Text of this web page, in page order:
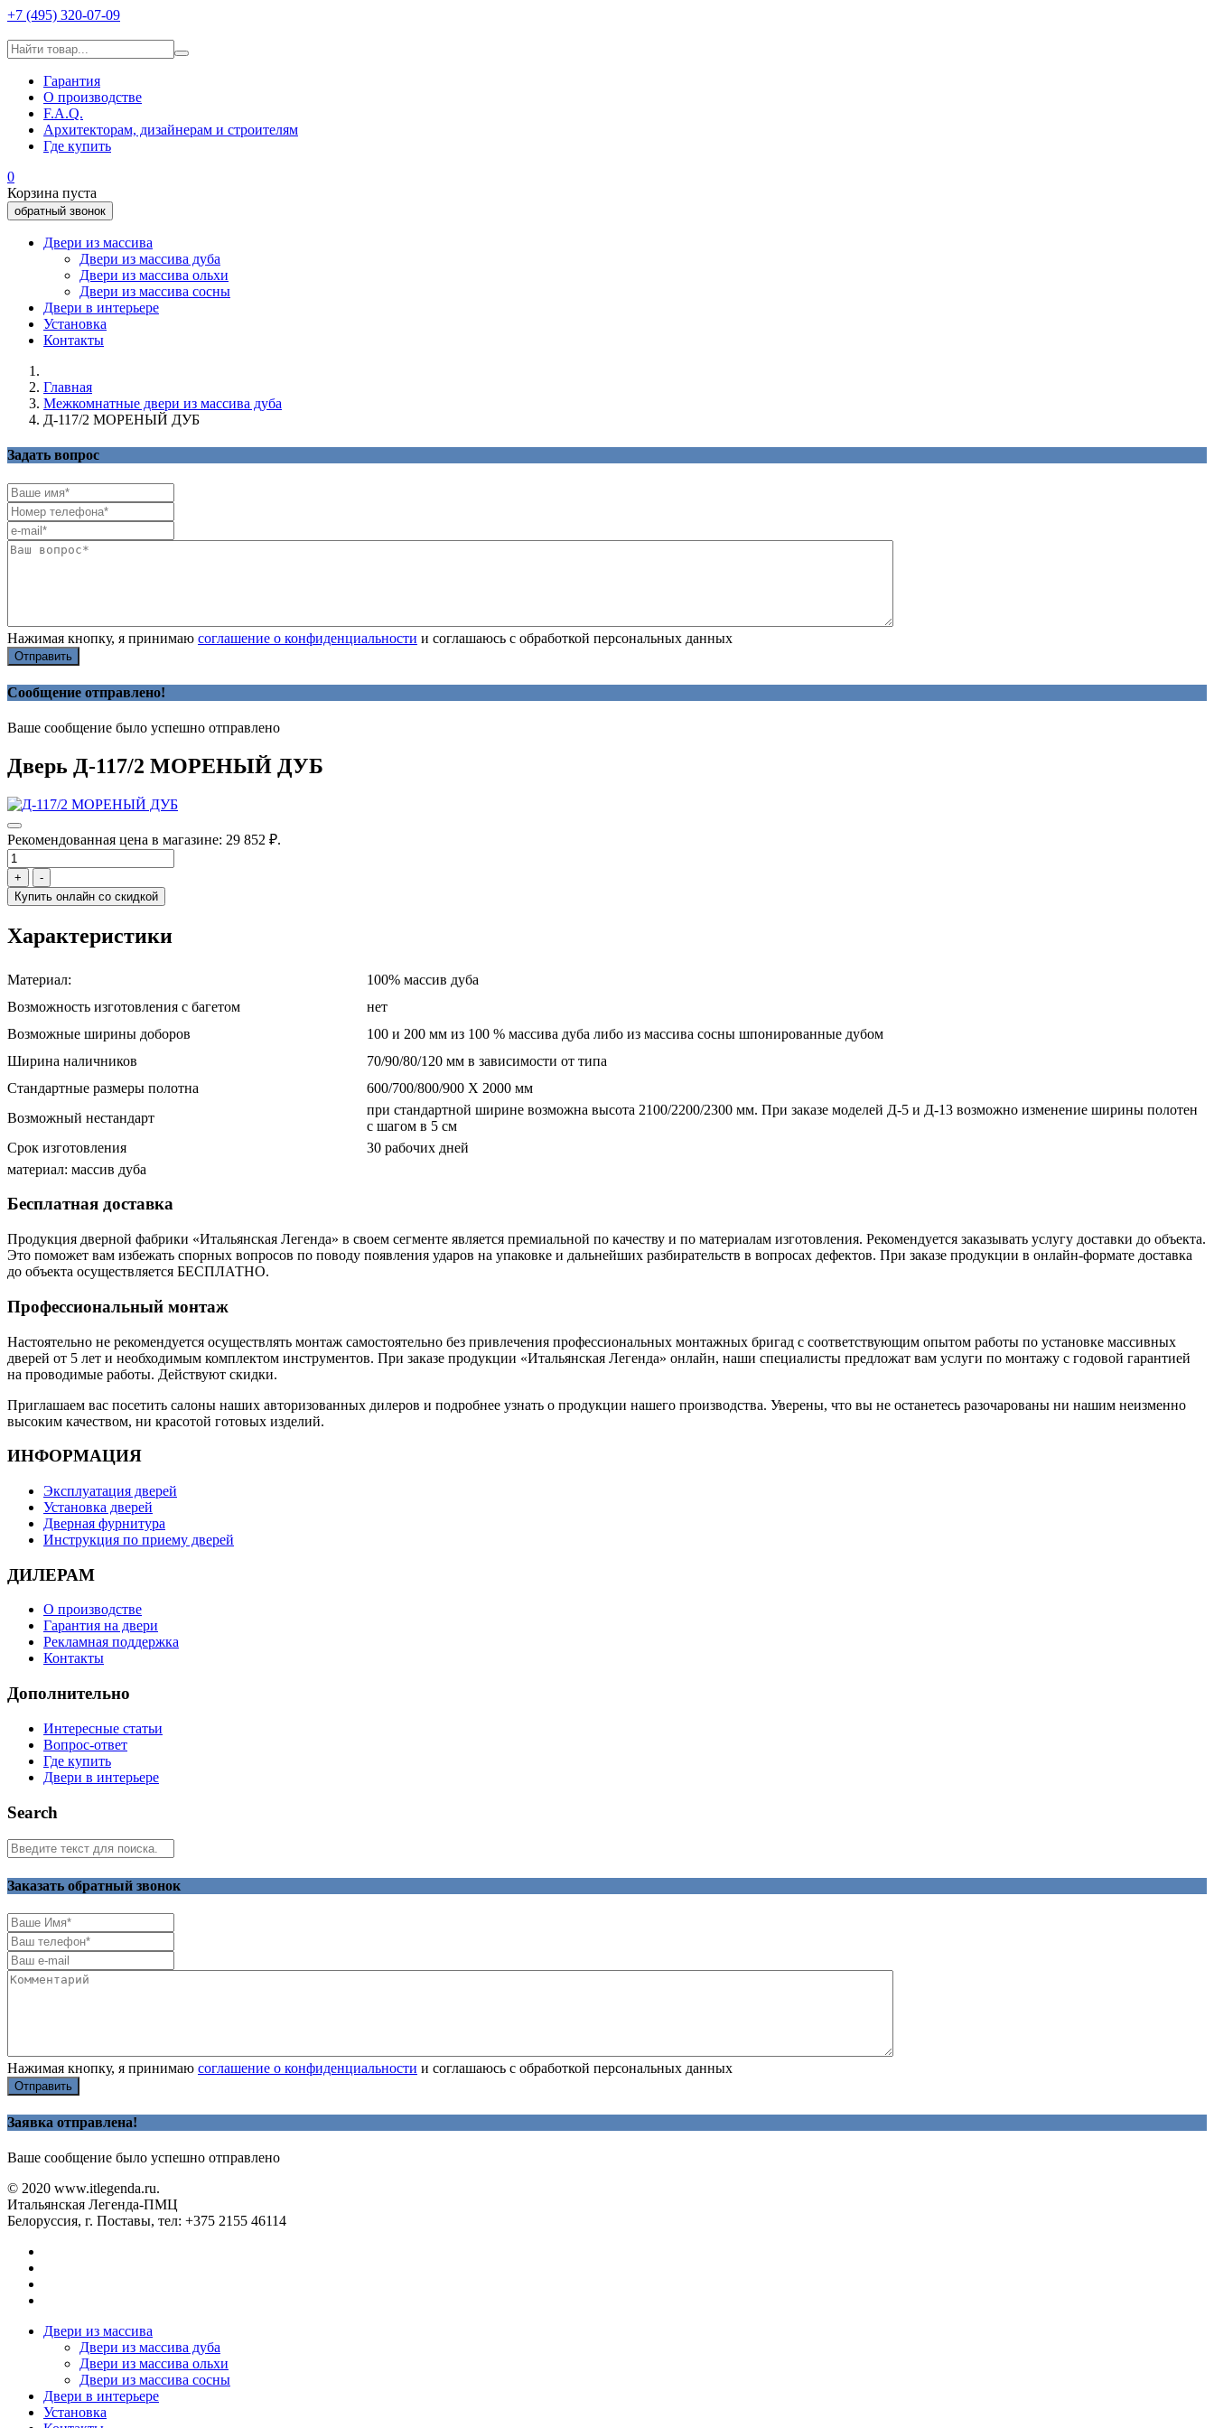
+7 (495) 320-07-09
Гарантия
О производстве
F.A.Q.
Архитекторам, дизайнерам и строителям
Где купить
0
Корзина пуста
обратный звонок
Двери из массива
Двери из массива дуба
Двери из массива ольхи
Двери из массива сосны
Двери в интерьере
Установка
Контакты
Главная
Межкомнатные двери из массива дуба
Д-117/2 МОРЕНЫЙ ДУБ
Задать вопрос
Нажимая кнопку, я принимаю соглашение о конфиденциальности и соглашаюсь с обработкой персональных данных
Отправить
Сообщение отправлено!
Ваше сообщение было успешно отправлено
Дверь Д-117/2 МОРЕНЫЙ ДУБ
Рекомендованная цена в магазине: 29 852 ₽.
+
-
Купить онлайн со скидкой
Характеристики
Материал:
100% массив дуба
Возможность изготовления с багетом
нет
Возможные ширины доборов
100 и 200 мм из 100 % массива дуба либо из массива сосны шпонированные дубом
Ширина наличников
70/90/80/120 мм в зависимости от типа
Стандартные размеры полотна
600/700/800/900 Х 2000 мм
Возможный нестандарт
при стандартной ширине возможна высота 2100/2200/2300 мм. При заказе моделей Д-5 и Д-13 возможно изменение ширины полотен
с шагом в 5 см
Срок изготовления
30 рабочих дней
материал: массив дуба
Бесплатная доставка
Продукция дверной фабрики «Итальянская Легенда» в своем сегменте является премиальной по качеству и по материалам изготовления. Рекомендуется заказывать услугу доставки до объекта.
Это поможет вам избежать спорных вопросов по поводу появления ударов на упаковке и дальнейших разбирательств в вопросах дефектов. При заказе продукции в онлайн-формате доставка
до объекта осуществляется БЕСПЛАТНО.
Профессиональный монтаж
Настоятельно не рекомендуется осуществлять монтаж самостоятельно без привлечения профессиональных монтажных бригад с соответствующим опытом работы по установке массивных
дверей от 5 лет и необходимым комплектом инструментов. При заказе продукции «Итальянская Легенда» онлайн, наши специалисты предложат вам услуги по монтажу с годовой гарантией
на проводимые работы. Действуют скидки.
Приглашаем вас посетить салоны наших авторизованных дилеров и подробнее узнать о продукции нашего производства. Уверены, что вы не останетесь разочарованы ни нашим неизменно
высоким качеством, ни красотой готовых изделий.
ИНФОРМАЦИЯ
Эксплуатация дверей
Установка дверей
Дверная фурнитура
Инструкция по приему дверей
ДИЛЕРАМ
О производстве
Гарантия на двери
Рекламная поддержка
Контакты
Дополнительно
Интересные статьи
Вопрос-ответ
Где купить
Двери в интерьере
Search
Заказать обратный звонок
Нажимая кнопку, я принимаю соглашение о конфиденциальности и соглашаюсь с обработкой персональных данных
Отправить
Заявка отправлена!
Ваше сообщение было успешно отправлено
© 2020 www.itlegenda.ru.
Итальянская Легенда-ПМЦ
Белоруссия, г. Поставы, тел: +375 2155 46114
Двери из массива
Двери из массива дуба
Двери из массива ольхи
Двери из массива сосны
Двери в интерьере
Установка